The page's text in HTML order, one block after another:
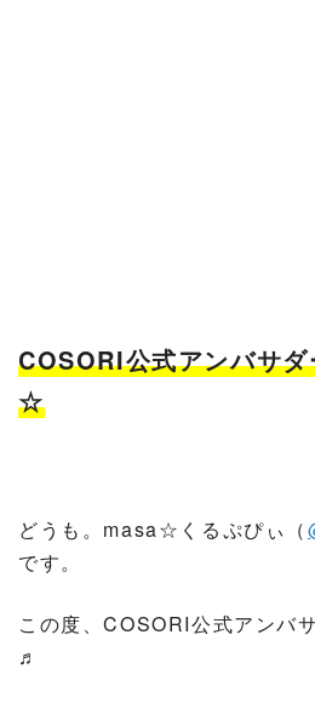
COSORI公式アンバサ
☆
どうも。masa☆くるぷぴぃ（
です。
この度、COSORI公式アンバ
♬